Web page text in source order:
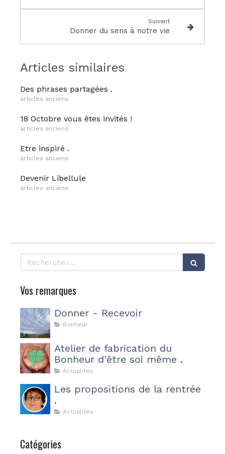
Suivant
Donner du sens à notre vie
Articles similaires
Des phrases partagées .
articles anciens
18 Octobre vous êtes invités !
articles anciens
Etre inspiré .
articles anciens
Devenir Libellule
articles anciens
Rechercher
Vos remarques
Donner - Recevoir
Bonheur
Atelier de fabrication du
Bonheur d'être soi même .
Actualites
Les propositions de la rentrée
.
Actualités
Catégories